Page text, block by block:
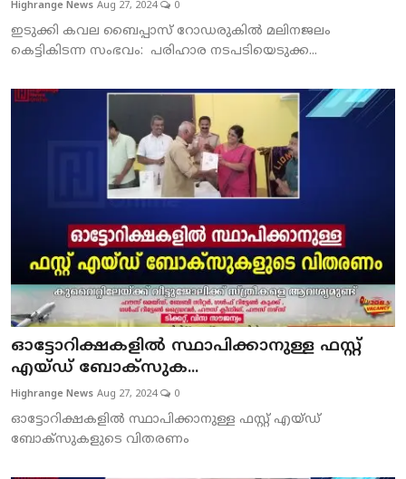
Highrange News Aug 27, 2024 0
ഇടുക്കി കവല ബൈപ്പാസ് റോഡരുകില്‍ മലിനജലം
കെട്ടികിടന്ന സംഭവം: പരിഹാര നടപടിയെടുക്ക...
ഓട്ടോറിക്ഷകളില്‍ സ്ഥാപിക്കാനുള്ള ഫസ്റ്റ്
എയ്ഡ് ബോക്‌സുക...
Highrange News Aug 27, 2024 0
ഓട്ടോറിക്ഷകളില്‍ സ്ഥാപിക്കാനുള്ള ഫസ്റ്റ് എയ്ഡ്
ബോക്‌സുകളുടെ വിതരണം